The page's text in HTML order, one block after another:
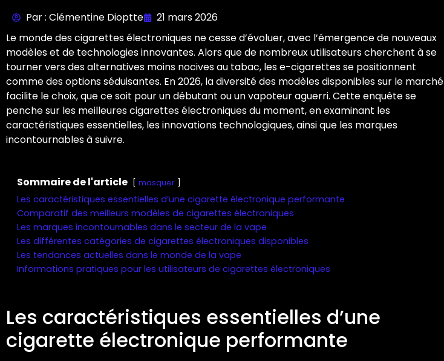
Par : Clémentine Dioptte
21 mars 2026
Le monde des cigarettes électroniques ne cesse d’évoluer, avec l’émergence de nouveaux
modèles et de technologies innovantes. Alors que de nombreux utilisateurs cherchent à se
tourner vers des alternatives moins nocives au tabac, les e-cigarettes se positionnent
comme des options séduisantes. En 2026, la diversité des modèles disponibles sur le marché
facilite le choix, que ce soit pour un débutant ou un vapoteur aguerri. Cette enquête se
penche sur les meilleures cigarettes électroniques du moment, en examinant les
caractéristiques essentielles, les innovations technologiques, ainsi que les marques
incontournables à suivre.
Sommaire de l'article masquer
Les caractéristiques essentielles d’une cigarette électronique performante
Comparatif des meilleurs modèles de cigarettes électroniques
Les marques incontournables dans le secteur de la vape
Les différentes catégories de cigarettes électroniques disponibles
Les tendances actuelles dans le monde de la vape
Informations pratiques pour les utilisateurs de cigarettes électroniques
Les caractéristiques essentielles d’une
cigarette électronique performante